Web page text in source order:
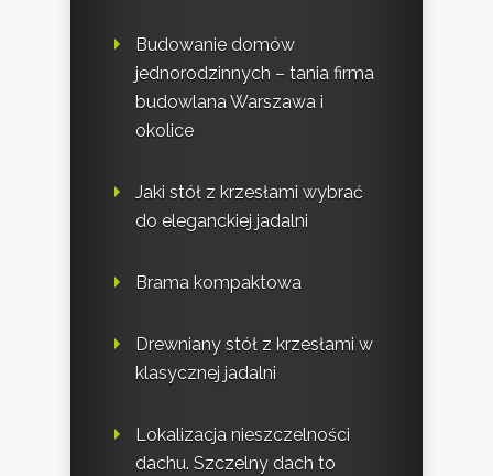
Budowanie domów
jednorodzinnych – tania firma
budowlana Warszawa i
okolice
Jaki stół z krzesłami wybrać
do eleganckiej jadalni
Brama kompaktowa
Drewniany stół z krzesłami w
klasycznej jadalni
Lokalizacja nieszczelności
dachu. Szczelny dach to